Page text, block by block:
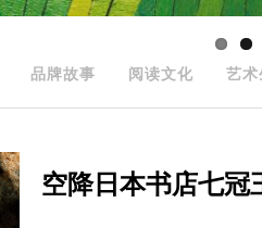
品牌故事 阅读文化 艺术
空降日本书店七冠